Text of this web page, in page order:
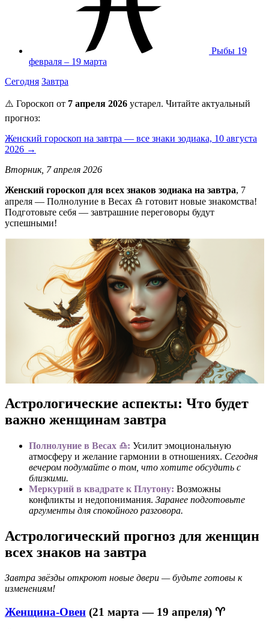
Рыбы 19
февраля – 19 марта
Сегодня Завтра
⚠️ Гороскоп от 7 апреля 2026 устарел. Читайте актуальный
прогноз:
Женский гороскоп на завтра — все знаки зодиака, 10 августа
2026 →
Вторник, 7 апреля 2026
Женский гороскоп для всех знаков зодиака на завтра, 7
апреля — Полнолуние в Весах ♎ готовит новые знакомства!
Подготовьте себя — завтрашние переговоры будут
успешными!
Астрологические аспекты: Что будет
важно женщинам завтра
Полнолуние в Весах ♎: Усилит эмоциональную
атмосферу и желание гармонии в отношениях. Сегодня
вечером подумайте о том, что хотите обсудить с
близкими.
Меркурий в квадрате к Плутону: Возможны
конфликты и недопонимания. Заранее подготовьте
аргументы для спокойного разговора.
Астрологический прогноз для женщин
всех знаков на завтра
Завтра звёзды откроют новые двери — будьте готовы к
изменениям!
Женщина-Овен (21 марта — 19 апреля) ♈